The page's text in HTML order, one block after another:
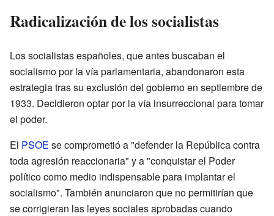
Radicalización de los socialistas
Los socialistas españoles, que antes buscaban el
socialismo por la vía parlamentaria, abandonaron esta
estrategia tras su exclusión del gobierno en septiembre de
1933. Decidieron optar por la vía insurreccional para tomar
el poder.
El PSOE se comprometió a "defender la República contra
toda agresión reaccionaria" y a "conquistar el Poder
político como medio indispensable para implantar el
socialismo". También anunciaron que no permitirían que
se corrigieran las leyes sociales aprobadas cuando